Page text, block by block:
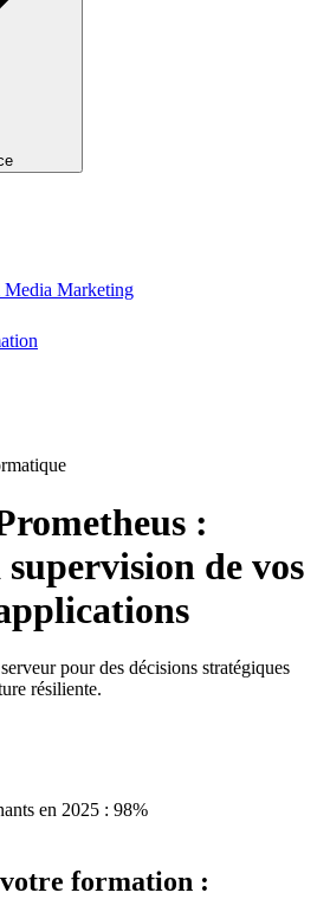
Marketing
:
de vos
pour des décisions stratégiques
résiliente.
en 2025 : 98%
formation :